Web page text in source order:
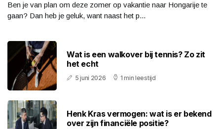
Ben je van plan om deze zomer op vakantie naar Hongarije te
gaan? Dan heb je geluk, want naast het p...
Wat is een walkover bij tennis? Zo zit
het echt
5 juni 2026 1 min leestijd
Henk Kras vermogen: wat is er bekend
over zijn financiële positie?